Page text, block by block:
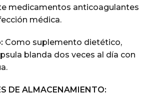
medicamentos anticoagulantes
médica.
Como suplemento dietético,
blanda dos veces al día con
DE ALMACENAMIENTO: